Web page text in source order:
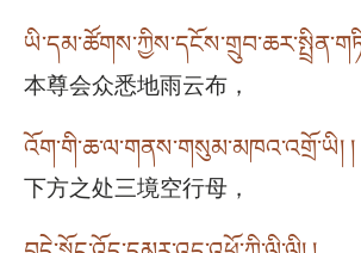
本尊会众悉地雨云布，
འོག་གི་ཆ་ལ་གནས་གསུམ་མཁའ་འགྲོ་ཡི། །
下方之处三境空行母，